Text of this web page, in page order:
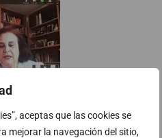
aceptas que las cookies se
mejorar la navegación del sitio,
a244 6969fdf2a09e